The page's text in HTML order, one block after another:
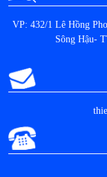
VP: 432/1 Lê Hồng
Sông Hậu-